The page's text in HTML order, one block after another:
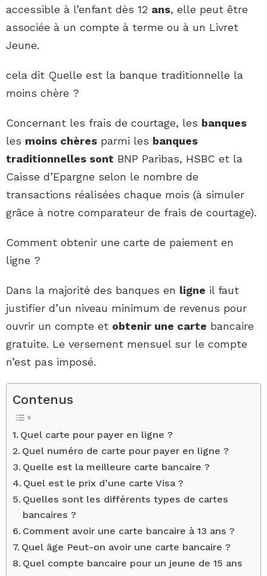
accessible à l’enfant dès 12 ans, elle peut être
associée à un compte à terme ou à un Livret
Jeune.
cela dit Quelle est la banque traditionnelle la
moins chère ?
Concernant les frais de courtage, les banques
les moins chères parmi les banques
traditionnelles sont BNP Paribas, HSBC et la
Caisse d’Epargne selon le nombre de
transactions réalisées chaque mois (à simuler
grâce à notre comparateur de frais de courtage).
Comment obtenir une carte de paiement en
ligne ?
Dans la majorité des banques en ligne il faut
justifier d’un niveau minimum de revenus pour
ouvrir un compte et obtenir une carte bancaire
gratuite. Le versement mensuel sur le compte
n’est pas imposé.
Contenus
Quel carte pour payer en ligne ?
Quel numéro de carte pour payer en ligne ?
Quelle est la meilleure carte bancaire ?
Quel est le prix d’une carte Visa ?
Quelles sont les différents types de cartes
bancaires ?
Comment avoir une carte bancaire à 13 ans ?
Quel âge Peut-on avoir une carte bancaire ?
Quel compte bancaire pour un jeune de 15 ans